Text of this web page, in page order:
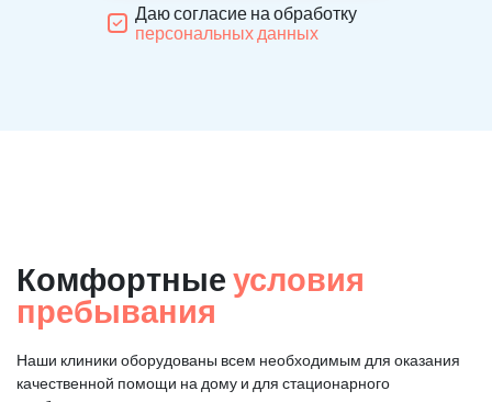
Даю согласие на обработку
персональных данных
Комфортные условия
пребывания
Наши клиники оборудованы всем необходимым для оказания
качественной помощи на дому и для стационарного